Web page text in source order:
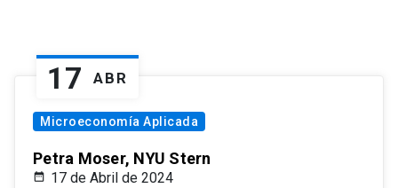
17 ABR
Microeconomía Aplicada
Petra Moser, NYU Stern
17 de Abril de 2024